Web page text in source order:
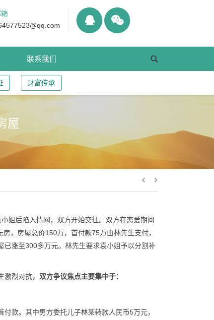
联系我们
财富传承
屋
姐后陷入情网，双方开始交往。双方在恋爱期间
，房屋总价150万，首付款75万由林先生支付，
涨至300多万元。林先生要求袁小姐予以分割补
烈对抗， 双方争议焦点主要集中于：
款。其中男方委托儿子林某转款人民币5万元，